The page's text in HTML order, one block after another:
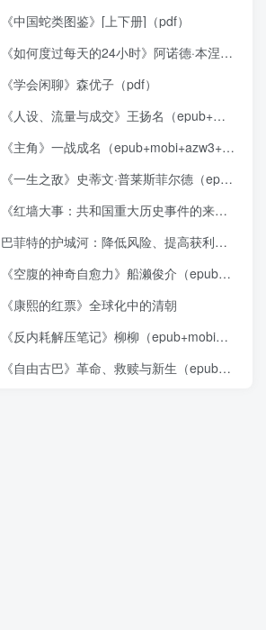
《人类新史》一次改写人类命运的尝试（epub+mobi+azw3+pdf） 《在峡江的转弯处》陈行甲
《中国蛇类图鉴》[上下册]（pdf）
《如何度过每天的24小时》阿诺德·本涅特（epub+mobi+azw3+pdf）
《学会闲聊》森优子（pdf）
《人设、流量与成交》王扬名（epub+mobi+azw3+pdf）
《主角》一战成名（epub+mobi+azw3+pdf）
《一生之敌》史蒂文·普莱斯菲尔德（epub+mobi+azw3+pdf）
《红墙大事：共和国重大历史事件的来龙去脉》（全二册）（pdf）
巴菲特的护城河：降低风险、提高获利的股市真规则(epub+azw3+mobi)
《空腹的神奇自愈力》船濑俊介（epub+mobi+azw3+pdf）
《康熙的红票》全球化中的清朝
《反内耗解压笔记》柳柳（epub+mobi+azw3+pdf）
《自由古巴》革命、救赎与新生（epub+mobi+azw3+pdf）